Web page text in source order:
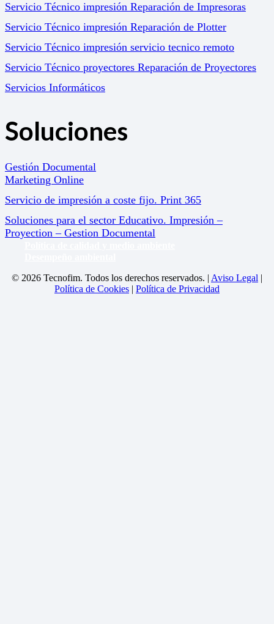
Servicio Técnico impresión Reparación de Impresoras
Servicio Técnico impresión Reparación de Plotter
Servicio Técnico impresión servicio tecnico remoto
Servicio Técnico proyectores Reparación de Proyectores
Servicios Informáticos
Soluciones
Gestión Documental
Marketing Online
Servicio de impresión a coste fijo. Print 365
Soluciones para el sector Educativo. Impresión –
Proyection – Gestion Documental
© 2026 Tecnofim. Todos los derechos reservados. | Aviso Legal |
Política de Cookies | Política de Privacidad